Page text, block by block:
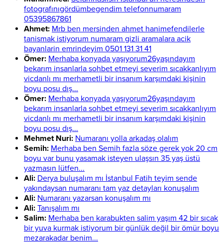
fotografınıgördümbegendim telefonnumaram
05395867861
Ahmet: Mrb ben mersinden ahmet hanimefendilerle
tanismak istiyorum numaram gizli aramalara acik
bayanlarin emrindeyim 0501 131 31 41
Ömer: Merhaba konyada yaşıyorum26yaşındayım
bekarım insanlarla sohbet etmeyi severim sıcakkanlıyım
vicdanlı mı merhametli bir insanım karşımdaki kişinin
boyu posu dış...
Ömer: Merhaba konyada yaşıyorum26yaşındayım
bekarım insanlarla sohbet etmeyi severim sıcakkanlıyım
vicdanlı mı merhametli bir insanım karşımdaki kişinin
boyu posu dış...
Mehmet Nuri: Numaranı yolla arkadaş olalım
Semih: Merhaba ben Semih fazla söze gerek yok 20 cm
boyu var bunu yasamak isteyen ulaşsın 35 yaş üstü
yazmasın lütfen...
Ali: Derya buluşalım mı İstanbul Fatih teyim sende
yakındaysan numaranı tam yaz detayları konuşalım
Ali: Numaranı yazarsan konuşalım mı
Ali: Tanışalım mı
Salim: Merhaba ben karabukten salim yaşım 42 bir sıcak
bir yuva kurmak istiyorum bir günlük değil bir ömür boyu
mezarakadar benim...